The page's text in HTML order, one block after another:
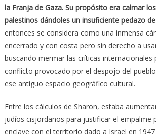
la Franja de Gaza. Su propósito era calmar
palestinos dándoles un insuficiente pedazo
entonces se considera como una inmensa
encerrado y con costa pero sin derecho a
buscando mermar las críticas internacionales
conflicto provocado por el despojo del
ese antiguo espacio geográfico cultural.
Entre los cálculos de Sharon, estaba
judíos cisjordanos para justificar el empalme
enclave con el territorio dado a Israel en